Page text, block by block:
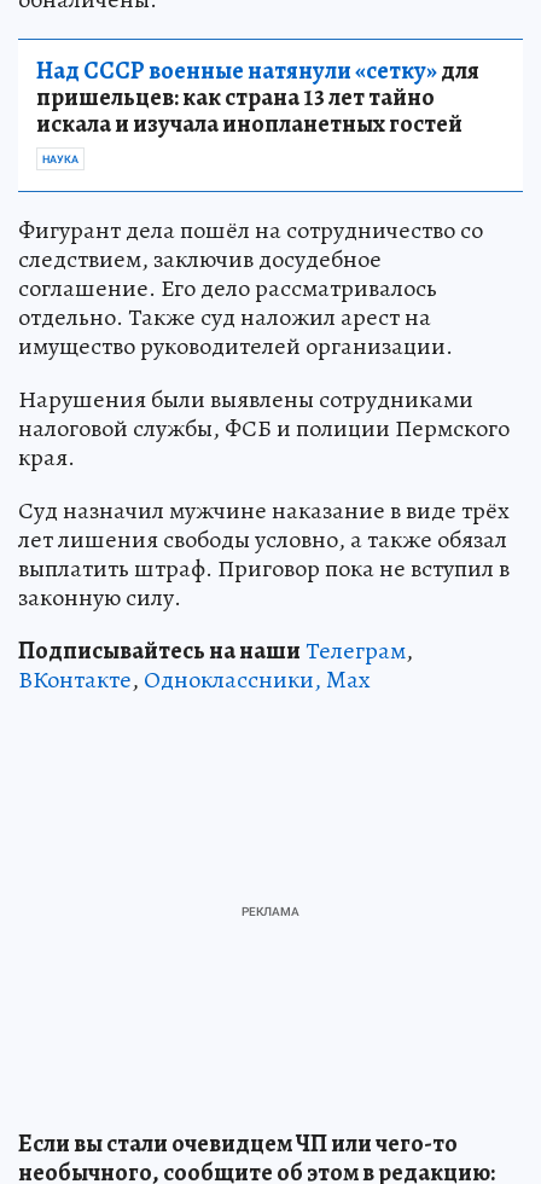
Над СССР военные натянули «сетку»для
пришельцев: как страна 13 лет тайно
искала и изучала инопланетных гостей
НАУКА
Фигурант дела пошёл на сотрудничество со
следствием, заключив досудебное
соглашение. Его дело рассматривалось
отдельно. Также суд наложил арест на
имущество руководителей организации.
Нарушения были выявлены сотрудниками
налоговой службы, ФСБ и полиции Пермского
края.
Суд назначил мужчине наказание в виде трёх
лет лишения свободы условно, а также обязал
выплатить штраф. Приговор пока не вступил в
законную силу.
Подписывайтесь на нашиТелеграм,
ВКонтакте, Одноклассники,Max
Если вы стали очевидцем ЧП или чего-то
необычного, сообщите об этом в редакцию: